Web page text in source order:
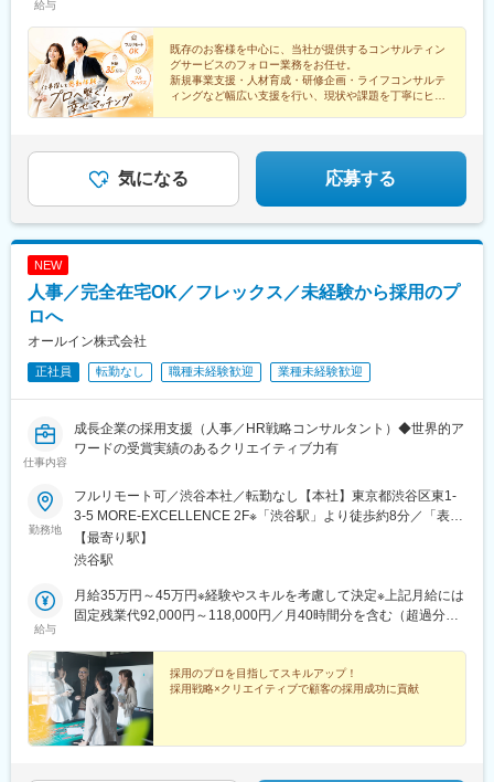
給与
既存のお客様を中心に、当社が提供するコンサルティン
グサービスのフォロー業務をお任せ。
新規事業支援・人材育成・研修企画・ライフコンサルテ
ィングなど幅広い支援を行い、現状や課題を丁寧にヒア
気になる 応募する
NEW
人事／完全在宅OK／フレックス／未経験から採用のプ
ロへ
オールイン株式会社
正社員 転勤なし 職種未経験歓迎 業種未経験歓迎
仕事内容
成長企業の採用支援（人事／HR戦略コンサルタント）◆世界的ア
ワードの受賞実績のあるクリエイティブ力有
勤務地
フルリモート可／渋谷本社／転勤なし【本社】東京都渋谷区東1-
3-5 MORE-EXCELLENCE 2F※「渋谷駅」より徒歩約8分／「表参
道駅」より徒歩約10分
【最寄り駅】
渋谷駅
給与
月給35万円～45万円※経験やスキルを考慮して決定※上記月給には
固定残業代92,000円～118,000円／月40時間分を含む（超過分は
採用のプロを目指してスキルアップ！
採用戦略×クリエイティブで顧客の採用成功に貢献